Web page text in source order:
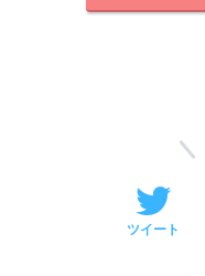
ツイート